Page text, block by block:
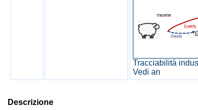
Tracciabilità
Vedi an
Descrizione